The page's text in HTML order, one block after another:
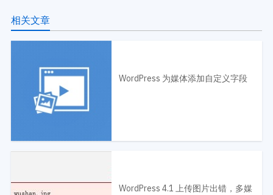
相关文章
WordPress 为媒体添加自定义字段
WordPress 4.1 上传图片出错，多媒